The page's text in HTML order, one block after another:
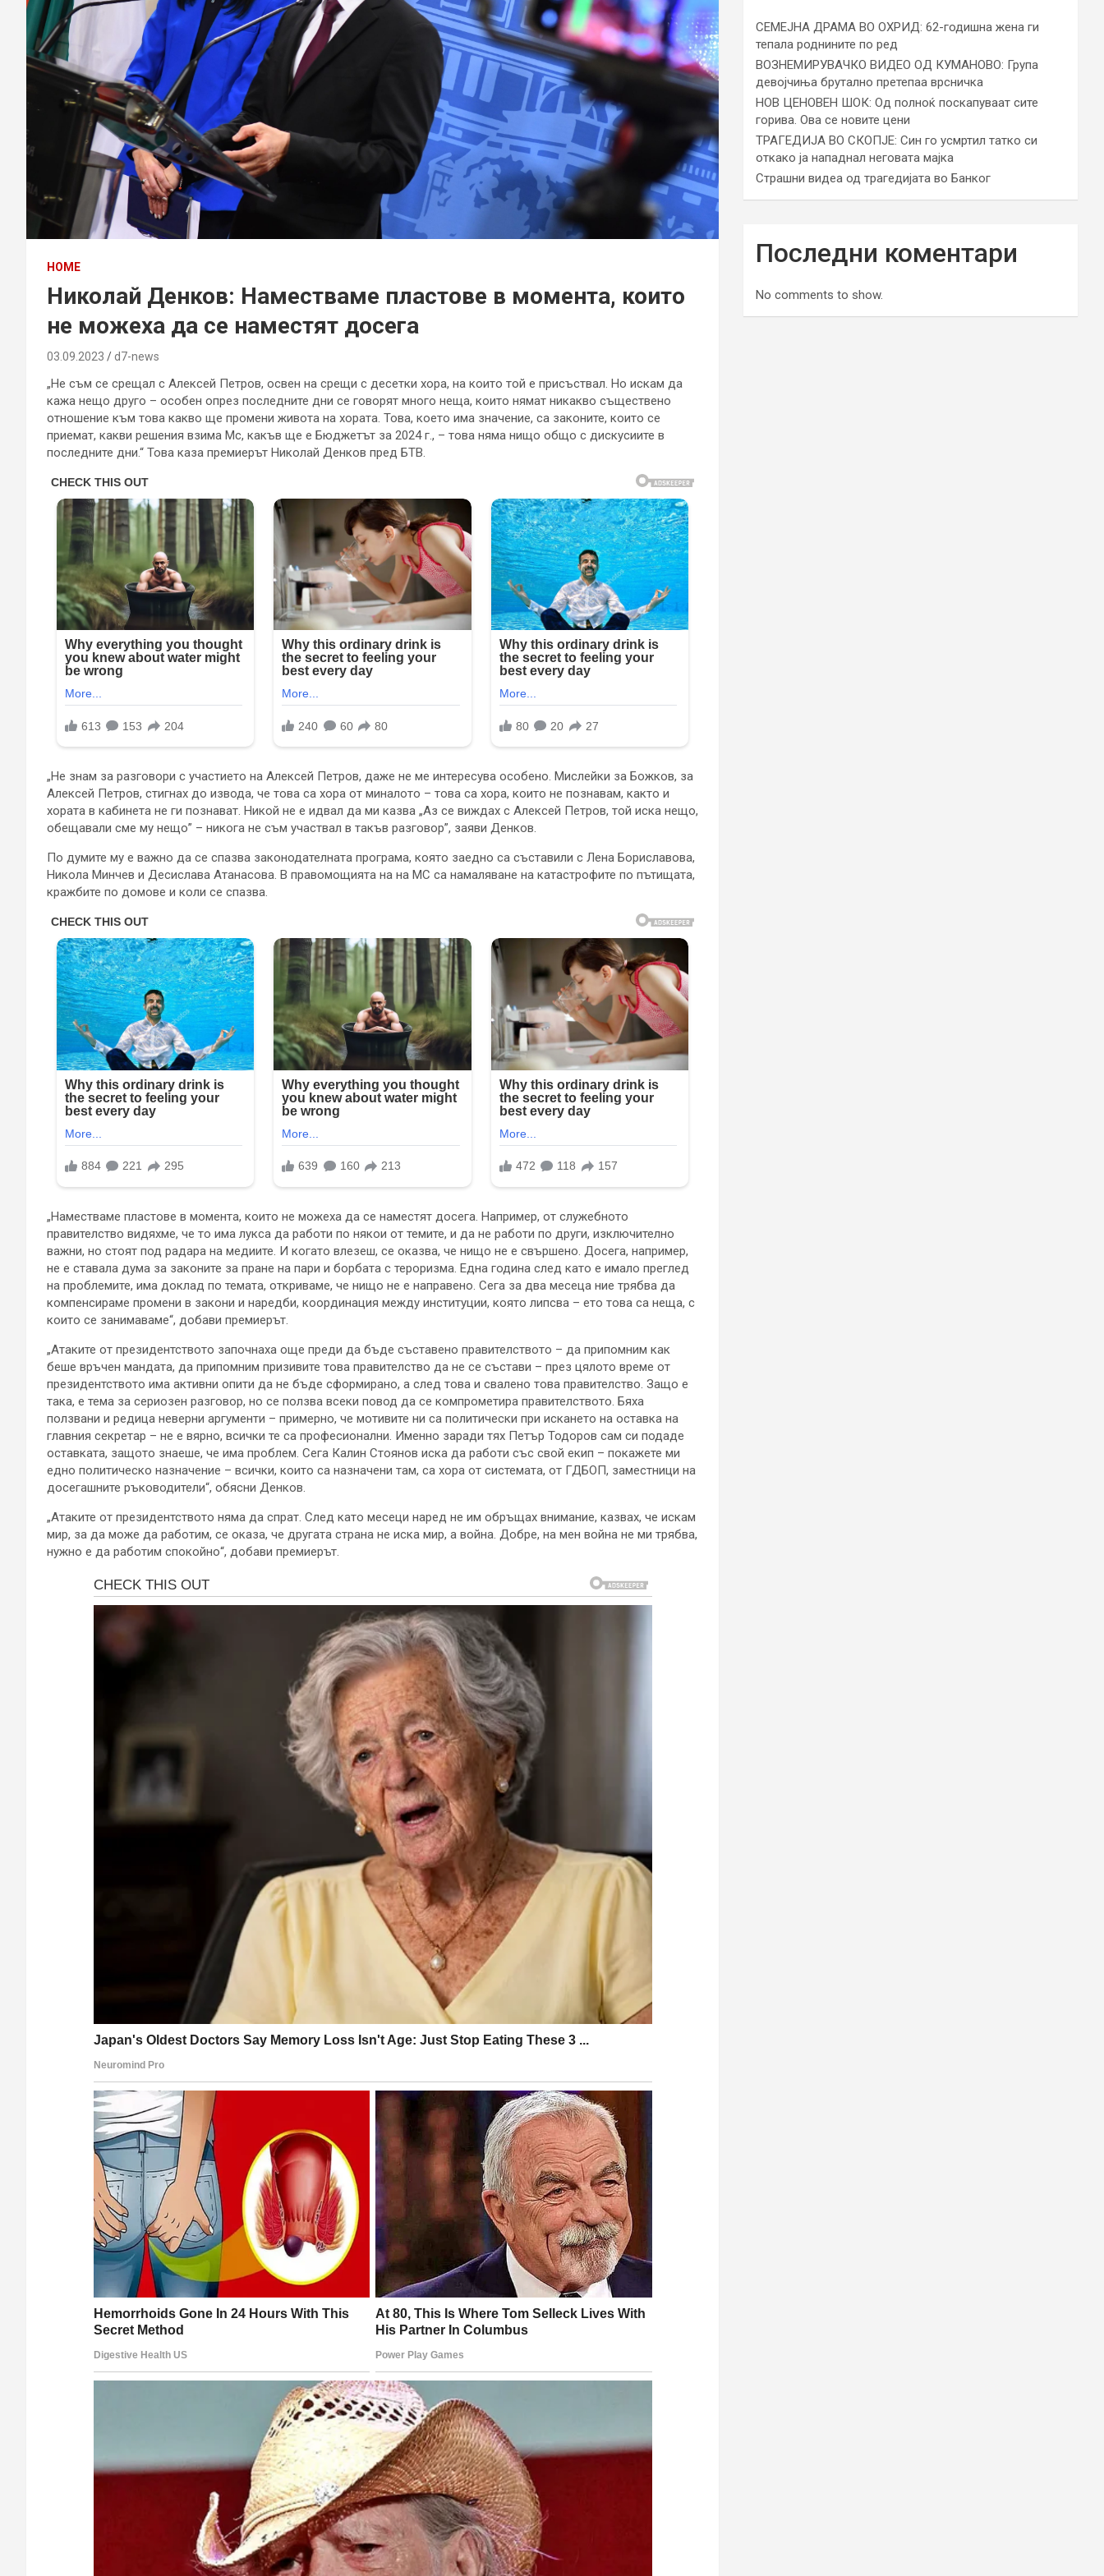
HOME
Николай Денков: Наместваме пластове в момента, които
не можеха да се наместят досега
03.09.2023 d7-news
„Не съм се срещал с Алексей Петров, освен на срещи с десетки хора, на които той е присъствал. Но искам да
кажа нещо друго – особен опрез последните дни се говорят много неща, които нямат никакво съществено
отношение към това какво ще промени живота на хората. Това, което има значение, са законите, които се
приемат, какви решения взима Мс, какъв ще е Бюджетът за 2024 г., – това няма нищо общо с дискусиите в
последните дни.“ Това каза премиерът Николай Денков пред БТВ.
„Не знам за разговори с участието на Алексей Петров, даже не ме интересува особено. Мислейки за Божков, за
Алексей Петров, стигнах до извода, че това са хора от миналото – това са хора, които не познавам, както и
хората в кабинета не ги познават. Никой не е идвал да ми казва „Аз се виждах с Алексей Петров, той иска нещо,
обещавали сме му нещо” – никога не съм участвал в такъв разговор”, заяви Денков.
По думите му е важно да се спазва законодателната програма, която заедно са съставили с Лена Бориславова,
Никола Минчев и Десислава Атанасова. В правомощията на на МС са намаляване на катастрофите по пътищата,
кражбите по домове и коли се спазва.
„Наместваме пластове в момента, които не можеха да се наместят досега. Например, от служебното
правителство видяхме, че то има лукса да работи по някои от темите, и да не работи по други, изключително
важни, но стоят под радара на медиите. И когато влезеш, се оказва, че нищо не е свършено. Досега, например,
не е ставала дума за законите за пране на пари и борбата с тероризма. Една година след като е имало преглед
на проблемите, има доклад по темата, откриваме, че нищо не е направено. Сега за два месеца ние трябва да
компенсираме промени в закони и наредби, координация между институции, която липсва – ето това са неща, с
които се занимаваме“, добави премиерът.
„Атаките от президентството започнаха още преди да бъде съставено правителството – да припомним как
беше връчен мандата, да припомним призивите това правителство да не се състави – през цялото време от
президентството има активни опити да не бъде сформирано, а след това и свалено това правителство. Защо е
така, е тема за сериозен разговор, но се ползва всеки повод да се компрометира правителството. Бяха
ползвани и редица неверни аргументи – примерно, че мотивите ни са политически при искането на оставка на
главния секретар – не е вярно, всички те са професионални. Именно заради тях Петър Тодоров сам си подаде
оставката, защото знаеше, че има проблем. Сега Калин Стоянов иска да работи със свой екип – покажете ми
едно политическо назначение – всички, които са назначени там, са хора от системата, от ГДБОП, заместници на
досегашните ръководители“, обясни Денков.
„Атаките от президентството няма да спрат. След като месеци наред не им обръщах внимание, казвах, че искам
мир, за да може да работим, се оказа, че другата страна не иска мир, а война. Добре, на мен война не ми трябва,
нужно е да работим спокойно“, добави премиерът.
СЕМЕЈНА ДРАМА ВО ОХРИД: 62-годишна жена ги
тепала роднините по ред
ВОЗНЕМИРУВАЧКО ВИДЕО ОД КУМАНОВО: Група
девојчиња брутално претепаа врсничка
НОВ ЦЕНОВЕН ШОК: Од полноќ поскапуваат сите
горива. Ова се новите цени
ТРАГЕДИЈА ВО СКОПЈЕ: Син го усмртил татко си
откако ја нападнал неговата мајка
Страшни видеа од трагедијата во Банког
Последни коментари
No comments to show.